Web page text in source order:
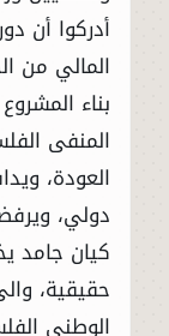
أدركوا أن
المالي من
بناء
المنفى
العودة،
دولي،
كيان جامد
حقيقية،
الوطني